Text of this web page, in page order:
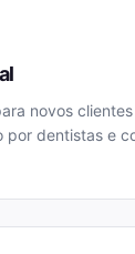
novos
por dentistas e